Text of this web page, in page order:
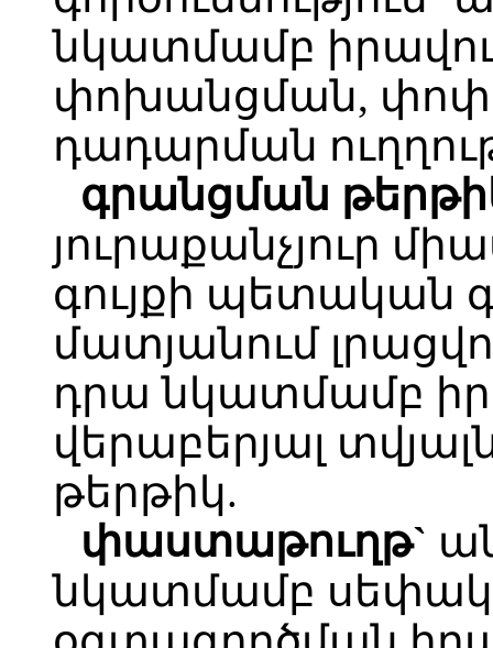
նկատմամբ
փոխանցման,
դադարման
գրանցման
յուրաքանչյուր
գույքի պետական
մատյանում
դրա նկատմամբ
վերաբերյալ
թերթիկ.
փաստաթուղթ`
նկատմամբ